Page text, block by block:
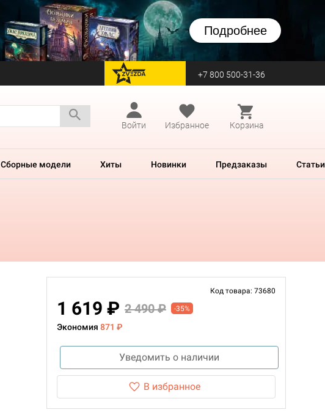
Подробнее
перейти на Zvezda +7 800 500-31-36
Войти
Избранное Корзина
Сборные модели Хиты Новинки Предзаказы Статьи
Код товара: 73680
1 619 ₽ 2 490 ₽ -35%
Экономия 871 ₽
Уведомить о наличии
В избранное